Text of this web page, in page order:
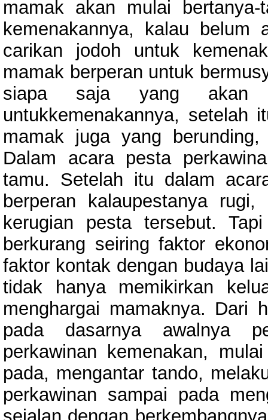
mamak akan mulai
kemenakannya, kalau belum
carikan jodoh untuk
mamak berperan untuk
siapa saja yang akan
untukkemenakannya, setelah
mamak juga yang
Dalam acara pesta
tamu. Setelah itu dalam
berperan kalaupestanya
kerugian pesta tersebut.
berkurang seiring faktor
faktor kontak dengan budaya
tidak hanya memikirkan
menghargai mamaknya. Dari
pada dasarnya awalnya
perkawinan kemenakan,
pada, mengantar tando,
perkawinan sampai pada